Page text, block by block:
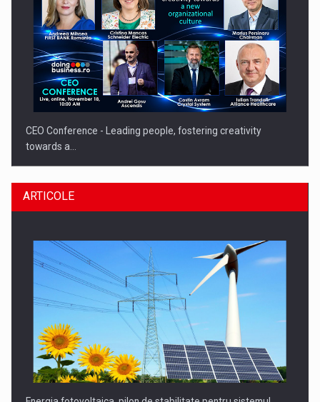
CEO Conference - Leading people, fostering creativity
towards a…
CEO Conference - Shaping The Future - Technology and…
ARTICOLE